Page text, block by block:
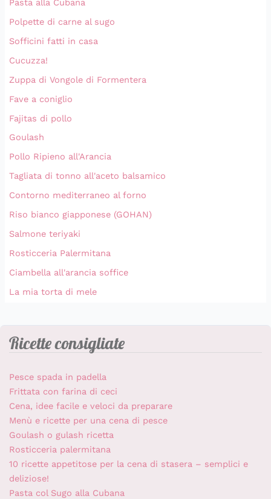
Pasta alla Cubana
Polpette di carne al sugo
Sofficini fatti in casa
Cucuzza!
Zuppa di Vongole di Formentera
Fave a coniglio
Fajitas di pollo
Goulash
Pollo Ripieno all'Arancia
Tagliata di tonno all'aceto balsamico
Contorno mediterraneo al forno
Riso bianco giapponese (GOHAN)
Salmone teriyaki
Rosticceria Palermitana
Ciambella all'arancia soffice
La mia torta di mele
Ricette consigliate
Pesce spada in padella
Frittata con farina di ceci
Cena, idee facile e veloci da preparare
Menù e ricette per una cena di pesce
Goulash o gulash ricetta
Rosticceria palermitana
10 ricette appetitose per la cena di stasera – semplici e
deliziose!
Pasta col Sugo alla Cubana